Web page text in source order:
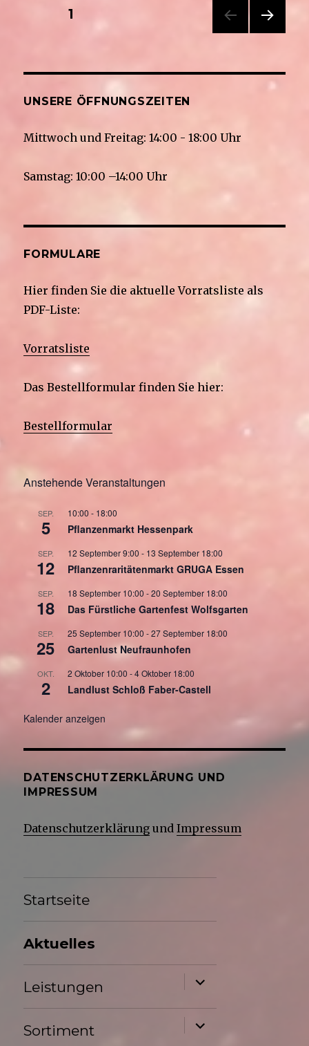
Seitennummerierung
Beiträge
SEITE1
E
UNSERE ÖFFNUNGSZEITEN
Mittwoch und Freitag: 14:00 - 18:00 Uhr
Samstag: 10:00 –14:00 Uhr
FORMULARE
Hier finden Sie die aktuelle Vorratsliste als
PDF-Liste:
Vorratsliste
Das Bestellformular finden Sie hier:
Bestellformular
Anstehende Veranstaltungen
SEP.
5
10:00 - 18:00
Pflanzenmarkt Hessenpark
SEP.
12
12 September 9:00 - 13 September 18:00
Pflanzenraritätenmarkt GRUGA Essen
SEP.
18
18 September 10:00 -20 September 18:00
Das Fürstliche Gartenfest Wolfsgarten
SEP.
25
25 September 10:00 -27 September 18:00
Gartenlust Neufraunhofen
OKT.
2
2 Oktober 10:00 -4 Oktober 18:00
Landlust Schloß Faber-Castell
Kalender anzeigen
DATENSCHUTZERKLÄRUNG UND
IMPRESSUM
Datenschutzerklärung undImpressum
Startseite
Aktuelles
Leistungen
Untermenü
anzeigen
Sortiment
Untermenü
anzeigen